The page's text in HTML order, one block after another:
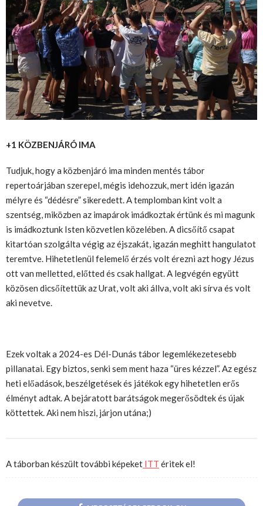
+1 KÖZBENJÁRÓ IMA
Tudjuk, hogy a közbenjáró ima minden mentés tábor
repertoárjában szerepel, mégis idehozzuk, mert idén igazán
mélyre és “dédésre” sikeredett. A templomban kint volt a
szentség, miközben az imapárok imádkoztak értünk és mi magunk
is imádkoztunk Isten közvetlen közelében. A dicsőítő csapat
kitartóan szolgálta végig az éjszakát, igazán meghitt hangulatot
teremtve. Hihetetlenül felemelő érzés volt érezni azt hogy Jézus
ott van melletted, előtted és csak hallgat. A legvégén együtt
közösen dicsőítettük az Urat, volt aki állva, volt aki sírva és volt
aki nevetve.
Ezek voltak a 2024-es Dél-Dunás tábor legemlékezetesebb
pillanatai. Egy biztos, senki sem ment haza “üres kézzel”. Az egész
heti előadások, beszélgetések és játékok egy hihetetlen erős
élményt adtak. A bejáratott barátságok megerősödtek és újak
köttettek. Aki nem hiszi, járjon utána;)
A táborban készült további képeket ITT éritek el!